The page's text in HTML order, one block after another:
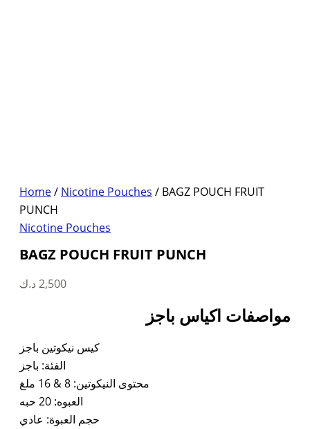
Home/ Nicotine Pouches / BAGZ POUCH FRUIT
PUNCH
Nicotine Pouches
BAGZ POUCH FRUIT PUNCH
2,500 د.ك
مواصفات اكياس باجز
كيس نيكوتين باجز
الفئة: باجز
محتوى النيكوتين: 8 & 16 ملغ
العبوه: 20 حبه
حجم العبوة: عادي